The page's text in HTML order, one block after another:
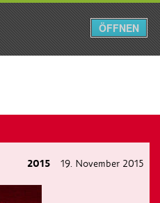
Menü
2015 19. November 2015
ÖFFNEN